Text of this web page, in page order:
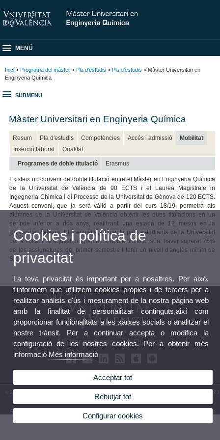
MENÚ
Inici > Programa del màster > Pla d'estudis > Pla d'estudis > Màster Universitari en
Enginyeria Química
SUBMENU
Màster Universitari en Enginyeria Química
Resum Pla d'estudis Competències Accés i admissió
Mobilitat
Inserció laboral
Qualitat
Programes de doble titulació Erasmus
Existeix un conveni de doble titulació entre el Màster en Enginyeria Química
de la Universitat de València de 90 ECTS i el Laurea Magistrale in
Ingegneria Chimica i di Processo de la Universitat de Gènova de 120 ECTS.
Aquest conveni, que ja serà vàlid a partir del curs 18/19, permetrà als
alumnes de la Universitat de València obtenir les dues titulacions en un
període inferior a dos anys, realitzant una estada de 12 mesos en la
Universitat italiana. Els requisits a complir pels estudiants de la Universitat
per a accedir a aquest programa de doble titulació són: haver superat 75%
de les assignatures del primer semestre i tenir un nivell d'anglès mínim de
B2.
Màster en Enginyeria Química
© 2026 UV. - Avinguda de la Universitat s/n 46100 Burjassot. València. Espanya. Tel (+34) 963
54 32 10
Avís legal Bústia de Contacte
Cookies i política de
privacitat
La teva privacitat és important per a nosaltres. Per això,
t'informem que utilitzem cookies pròpies i de tercers per a
realitzar anàlisis d'ús i mesurament de la nostra pàgina web
amb la finalitat de personalitzar continguts,així com
proporcionar funcionalitats a les xarxes socials o analitzar el
nostre trànsit. Per a continuar accepta o modifica la
configuració de les nostres cookies. Per a obtenir més
informació Més informació
Acceptar tot
Rebutjar tot
Configurar cookies